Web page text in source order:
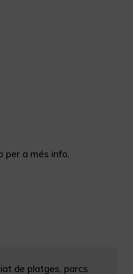
per a més info.
de platges, parcs